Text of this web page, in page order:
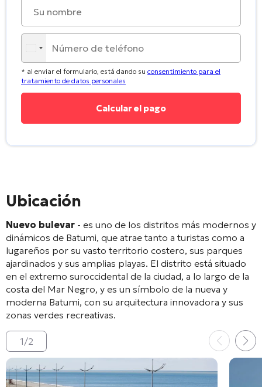
* al enviar el formulario, está dando su consentimiento para el
tratamiento de datos personales
Ubicación
Nuevo bulevar - es uno de los distritos más modernos y
dinámicos de Batumi, que atrae tanto a turistas como a
lugareños por su vasto territorio costero, sus parques
ajardinados y sus amplias playas. El distrito está situado
en el extremo suroccidental de la ciudad, a lo largo de la
costa del Mar Negro, y es un símbolo de la nueva y
moderna Batumi, con su arquitectura innovadora y sus
zonas verdes recreativas.
1/2